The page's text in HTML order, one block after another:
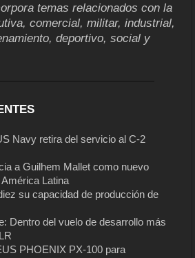
temas relacionados con la
comercial, militar, industrial,
deportivo, social y
Navy retira del servicio al C-2
a Guilhem Mallet como nuevo
Latina
su capacidad de producción de
Dentro del vuelo de desarrollo más
PHOENIX PX-100 para